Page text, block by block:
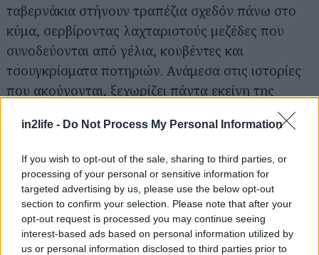
in2life - Do Not Process My Personal Information
If you wish to opt-out of the sale, sharing to third parties, or
processing of your personal or sensitive information for
targeted advertising by us, please use the below opt-out
section to confirm your selection. Please note that after your
opt-out request is processed you may continue seeing
interest-based ads based on personal information utilized by
us or personal information disclosed to third parties prior to
ταβερνάκια στήνουν τραπέζια σχεδόν πάνω στο
κύμα, σερβίροντας λαχταριστούς μεζέδες που
συνοδεύονται από γέλια, κουβέντες και
τσουγκρίσματα ποτηριών. Ανάμεσα στις ιστορίες
που ακούγονται, ξεχωρίζει πάντα εκείνη της
βυθισμένης πολιτείας της Αρχαίας Ασωπού, ίσως
το πιο συναρπαστικό μυστικό της περιοχής. Τα
κολυμβητή, αποκαλύπτουν τον υποθαλάσσιο
αυτό θησαυρό σε όποιον τολμήσει να βουτήξει,
είτε κρατά μάσκα κι αναπνευστήρα είτε αφήνεται
στις καθαρές, γυμνές αισθήσεις της θάλασσας.